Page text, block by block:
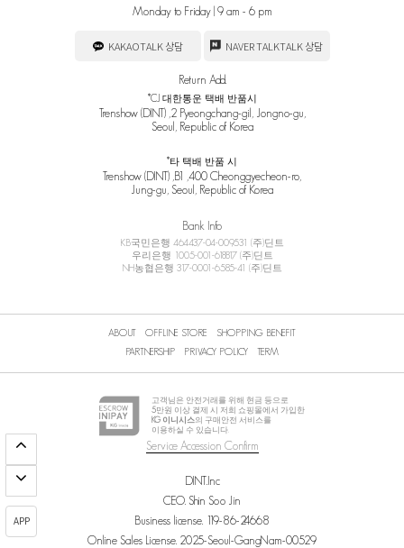
APP
Monday to Friday | 9 am - 6 pm
KAKAOTALK 상담 NAVER TALKTALK 상담
Return Add.
*CJ 대한통운 택배 반품시
Trenshow (DINT) ,2 Pyeongchang-gil, Jongno-gu,
Seoul, Republic of Korea
*타 택배 반품 시
Trenshow (DINT) ,B1 ,400 Cheonggyecheon-ro,
Jung-gu, Seoul, Republic of Korea
Bank Info
KB국민은행 464437-04-009531 (주)딘트
우리은행 1005-001-618817 (주)딘트
NH농협은행 317-0001-6585-41 (주)딘트
ABOUT OFFLINE STORE
SHOPPING BENEFIT
PARTNERSHIP
PRIVACY POLICY TERM
고객님은 안전거래를 위해 현금 등으로
5만원 이상 결제 시 저희 쇼핑몰에서 가입한
KG 이니시스의 구매안전 서비스를
이용하실 수 있습니다.
Service Accession Confirm
DINT.Inc
CEO. Shin Soo Jin
Business license. 119-86-24668
Online Sales License. 2025-Seoul-GangNam-00529